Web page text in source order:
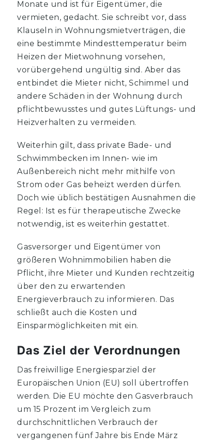
Monate und ist für Eigentümer, die
vermieten, gedacht. Sie schreibt vor, dass
Klauseln in Wohnungsmietverträgen, die
eine bestimmte Mindesttemperatur beim
Heizen der Mietwohnung vorsehen,
vorübergehend ungültig sind. Aber das
entbindet die Mieter nicht, Schimmel und
andere Schäden in der Wohnung durch
pflichtbewusstes und gutes Lüftungs- und
Heizverhalten zu vermeiden.
Weiterhin gilt, dass private Bade- und
Schwimmbecken im Innen- wie im
Außenbereich nicht mehr mithilfe von
Strom oder Gas beheizt werden dürfen.
Doch wie üblich bestätigen Ausnahmen die
Regel: Ist es für therapeutische Zwecke
notwendig, ist es weiterhin gestattet.
Gasversorger und Eigentümer von
größeren Wohnimmobilien haben die
Pflicht, ihre Mieter und Kunden rechtzeitig
über den zu erwartenden
Energieverbrauch zu informieren. Das
schließt auch die Kosten und
Einsparmöglichkeiten mit ein.
Das Ziel der Verordnungen
Das freiwillige Energiesparziel der
Europäischen Union (EU) soll übertroffen
werden. Die EU möchte den Gasverbrauch
um 15 Prozent im Vergleich zum
durchschnittlichen Verbrauch der
vergangenen fünf Jahre bis Ende März